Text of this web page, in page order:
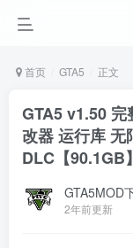
首页 GTA5 正文
GTA5 v1.50
改器 运行库 无
DLC【90.1GB】
GTA5MOD
2年前更新